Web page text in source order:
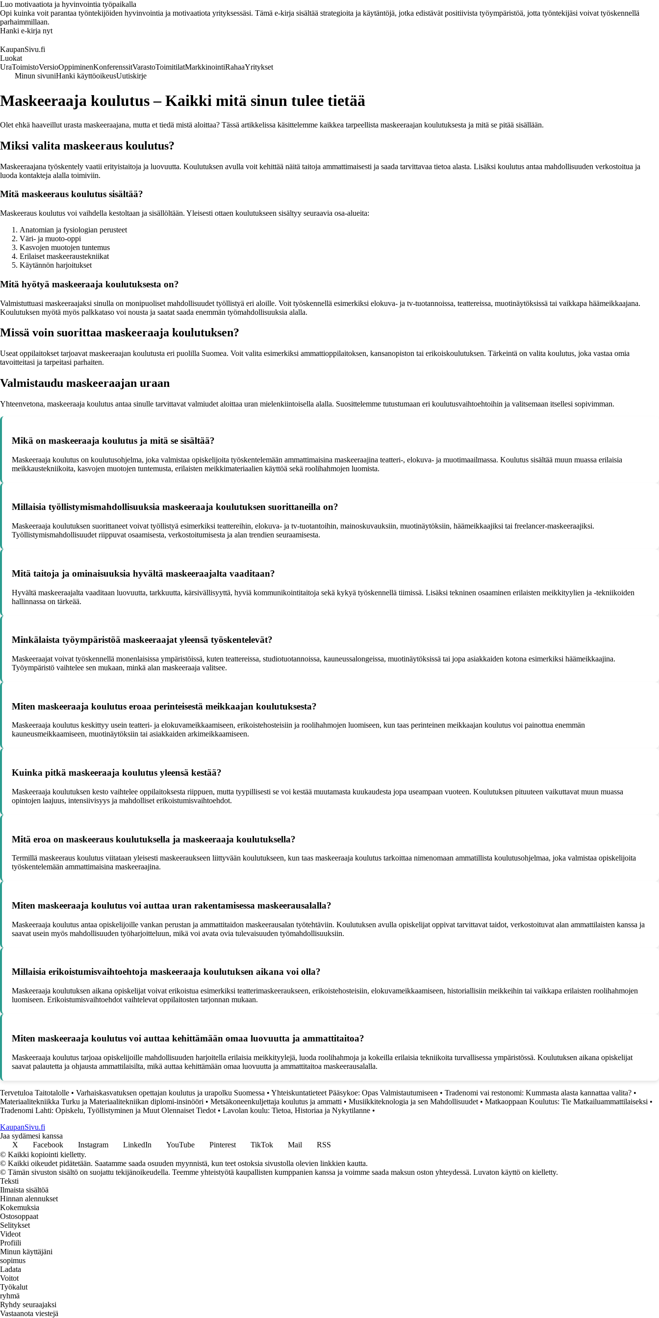
Luo motivaatiota ja hyvinvointia työpaikalla
Opi kuinka voit parantaa työntekijöiden hyvinvointia ja motivaatiota yrityksessäsi. Tämä e-kirja sisältää strategioita ja käytäntöjä, jotka edistävät positiivista työympäristöä, jotta työntekijäsi voivat työskennellä
parhaimmillaan.
Hanki e-kirja nyt
KaupanSivu.fi
Luokat
UraToimistoVersioOppiminenKonferenssitVarastoToimitilatMarkkinointiRahaaYritykset
Minun sivuniHanki käyttöoikeusUutiskirje
Maskeeraaja koulutus – Kaikki mitä sinun tulee tietää
Olet ehkä haaveillut urasta maskeeraajana, mutta et tiedä mistä aloittaa? Tässä artikkelissa käsittelemme kaikkea tarpeellista maskeeraajan koulutuksesta ja mitä se pitää sisällään.
Miksi valita maskeeraus koulutus?
Maskeeraajana työskentely vaatii erityistaitoja ja luovuutta. Koulutuksen avulla voit kehittää näitä taitoja ammattimaisesti ja saada tarvittavaa tietoa alasta. Lisäksi koulutus antaa mahdollisuuden verkostoitua ja
luoda kontakteja alalla toimiviin.
Mitä maskeeraus koulutus sisältää?
Maskeeraus koulutus voi vaihdella kestoltaan ja sisällöltään. Yleisesti ottaen koulutukseen sisältyy seuraavia osa-alueita:
Anatomian ja fysiologian perusteet
Väri- ja muoto-oppi
Kasvojen muotojen tuntemus
Erilaiset maskeeraustekniikat
Käytännön harjoitukset
Mitä hyötyä maskeeraaja koulutuksesta on?
Valmistuttuasi maskeeraajaksi sinulla on monipuoliset mahdollisuudet työllistyä eri aloille. Voit työskennellä esimerkiksi elokuva- ja tv-tuotannoissa, teattereissa, muotinäytöksissä tai vaikkapa häämeikkaajana.
Koulutuksen myötä myös palkkataso voi nousta ja saatat saada enemmän työmahdollisuuksia alalla.
Missä voin suorittaa maskeeraaja koulutuksen?
Useat oppilaitokset tarjoavat maskeeraajan koulutusta eri puolilla Suomea. Voit valita esimerkiksi ammattioppilaitoksen, kansanopiston tai erikoiskoulutuksen. Tärkeintä on valita koulutus, joka vastaa omia
tavoitteitasi ja tarpeitasi parhaiten.
Valmistaudu maskeeraajan uraan
Yhteenvetona, maskeeraaja koulutus antaa sinulle tarvittavat valmiudet aloittaa uran mielenkiintoisella alalla. Suosittelemme tutustumaan eri koulutusvaihtoehtoihin ja valitsemaan itsellesi sopivimman.
Mikä on maskeeraaja koulutus ja mitä se sisältää?
Maskeeraaja koulutus on koulutusohjelma, joka valmistaa opiskelijoita työskentelemään ammattimaisina maskeeraajina teatteri-, elokuva- ja muotimaailmassa. Koulutus sisältää muun muassa erilaisia
meikkaustekniikoita, kasvojen muotojen tuntemusta, erilaisten meikkimateriaalien käyttöä sekä roolihahmojen luomista.
Millaisia työllistymismahdollisuuksia maskeeraaja koulutuksen suorittaneilla on?
Maskeeraaja koulutuksen suorittaneet voivat työllistyä esimerkiksi teattereihin, elokuva- ja tv-tuotantoihin, mainoskuvauksiin, muotinäytöksiin, häämeikkaajiksi tai freelancer-maskeeraajiksi.
Työllistymismahdollisuudet riippuvat osaamisesta, verkostoitumisesta ja alan trendien seuraamisesta.
Mitä taitoja ja ominaisuuksia hyvältä maskeeraajalta vaaditaan?
Hyvältä maskeeraajalta vaaditaan luovuutta, tarkkuutta, kärsivällisyyttä, hyviä kommunikointitaitoja sekä kykyä työskennellä tiimissä. Lisäksi tekninen osaaminen erilaisten meikkityylien ja -tekniikoiden
hallinnassa on tärkeää.
Minkälaista työympäristöä maskeeraajat yleensä työskentelevät?
Maskeeraajat voivat työskennellä monenlaisissa ympäristöissä, kuten teattereissa, studiotuotannoissa, kauneussalongeissa, muotinäytöksissä tai jopa asiakkaiden kotona esimerkiksi häämeikkaajina.
Työympäristö vaihtelee sen mukaan, minkä alan maskeeraaja valitsee.
Miten maskeeraaja koulutus eroaa perinteisestä meikkaajan koulutuksesta?
Maskeeraaja koulutus keskittyy usein teatteri- ja elokuvameikkaamiseen, erikoistehosteisiin ja roolihahmojen luomiseen, kun taas perinteinen meikkaajan koulutus voi painottua enemmän
kauneusmeikkaamiseen, muotinäytöksiin tai asiakkaiden arkimeikkaamiseen.
Kuinka pitkä maskeeraaja koulutus yleensä kestää?
Maskeeraaja koulutuksen kesto vaihtelee oppilaitoksesta riippuen, mutta tyypillisesti se voi kestää muutamasta kuukaudesta jopa useampaan vuoteen. Koulutuksen pituuteen vaikuttavat muun muassa
opintojen laajuus, intensiivisyys ja mahdolliset erikoistumisvaihtoehdot.
Mitä eroa on maskeeraus koulutuksella ja maskeeraaja koulutuksella?
Termillä maskeeraus koulutus viitataan yleisesti maskeeraukseen liittyvään koulutukseen, kun taas maskeeraaja koulutus tarkoittaa nimenomaan ammatillista koulutusohjelmaa, joka valmistaa opiskelijoita
työskentelemään ammattimaisina maskeeraajina.
Miten maskeeraaja koulutus voi auttaa uran rakentamisessa maskeerausalalla?
Maskeeraaja koulutus antaa opiskelijoille vankan perustan ja ammattitaidon maskeerausalan työtehtäviin. Koulutuksen avulla opiskelijat oppivat tarvittavat taidot, verkostoituvat alan ammattilaisten kanssa ja
saavat usein myös mahdollisuuden työharjoitteluun, mikä voi avata ovia tulevaisuuden työmahdollisuuksiin.
Millaisia erikoistumisvaihtoehtoja maskeeraaja koulutuksen aikana voi olla?
Maskeeraaja koulutuksen aikana opiskelijat voivat erikoistua esimerkiksi teatterimaskeeraukseen, erikoistehosteisiin, elokuvameikkaamiseen, historiallisiin meikkeihin tai vaikkapa erilaisten roolihahmojen
luomiseen. Erikoistumisvaihtoehdot vaihtelevat oppilaitosten tarjonnan mukaan.
Miten maskeeraaja koulutus voi auttaa kehittämään omaa luovuutta ja ammattitaitoa?
Maskeeraaja koulutus tarjoaa opiskelijoille mahdollisuuden harjoitella erilaisia meikkityylejä, luoda roolihahmoja ja kokeilla erilaisia tekniikoita turvallisessa ympäristössä. Koulutuksen aikana opiskelijat
saavat palautetta ja ohjausta ammattilaisilta, mikä auttaa kehittämään omaa luovuutta ja ammattitaitoa maskeerausalalla.
Tervetuloa Taitotalolle • Varhaiskasvatuksen opettajan koulutus ja urapolku Suomessa • Yhteiskuntatieteet Pääsykoe: Opas Valmistautumiseen • Tradenomi vai restonomi: Kummasta alasta kannattaa valita? •
Materiaalitekniikka Turku ja Materiaalitekniikan diplomi-insinööri • Metsäkoneenkuljettaja koulutus ja ammatti • Musiikkiteknologia ja sen Mahdollisuudet • Matkaoppaan Koulutus: Tie Matkailuammattilaiseksi •
Tradenomi Lahti: Opiskelu, Työllistyminen ja Muut Olennaiset Tiedot • Lavolan koulu: Tietoa, Historiaa ja Nykytilanne •
KaupanSivu.fi
Jaa sydämesi kanssa
X
Facebook Instagram LinkedIn YouTube Pinterest TikTok Mail
RSS
© Kaikki kopiointi kielletty.
© Kaikki oikeudet pidätetään. Saatamme saada osuuden myynnistä, kun teet ostoksia sivustolla olevien linkkien kautta.
© Tämän sivuston sisältö on suojattu tekijänoikeudella. Teemme yhteistyötä kaupallisten kumppanien kanssa ja voimme saada maksun oston yhteydessä. Luvaton käyttö on kielletty.
Teksti
Ilmaista sisältöä
Hinnan alennukset
Kokemuksia
Ostosoppaat
Selitykset
Videot
Profiili
Minun käyttäjäni
sopimus
Ladata
Voitot
Työkalut
ryhmä
Ryhdy seuraajaksi
Vastaanota viestejä